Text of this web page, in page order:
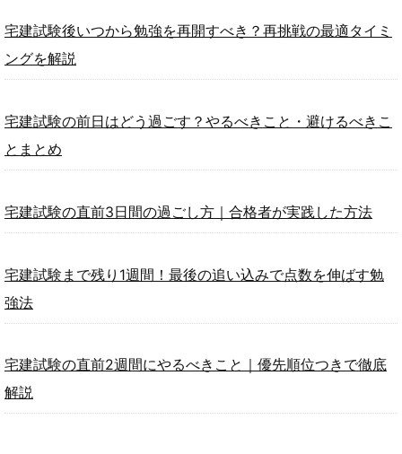
宅建試験後いつから勉強を再開すべき？再挑戦の最適タイミ
ングを解説
宅建試験の前日はどう過ごす？やるべきこと・避けるべきこ
とまとめ
宅建試験の直前3日間の過ごし方｜合格者が実践した方法
宅建試験まで残り1週間！最後の追い込みで点数を伸ばす勉
強法
宅建試験の直前2週間にやるべきこと｜優先順位つきで徹底
解説